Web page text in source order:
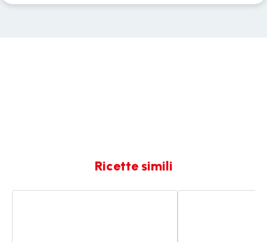
Ricette simili